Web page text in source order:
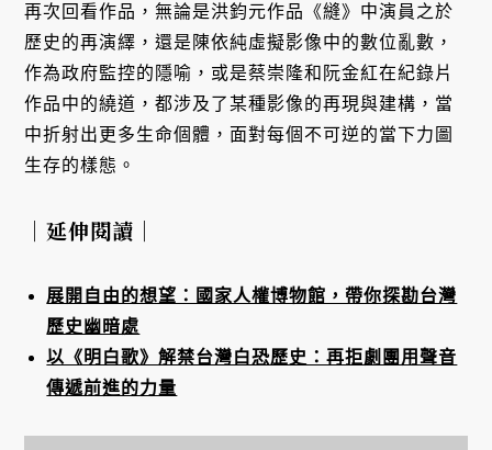
再次回看作品，無論是洪鈞元作品《縫》中演員之於
歷史的再演繹，還是陳依純虛擬影像中的數位亂數，
作為政府監控的隱喻，或是蔡崇隆和阮金紅在紀錄片
作品中的繞道，都涉及了某種影像的再現與建構，當
中折射出更多生命個體，面對每個不可逆的當下力圖
生存的樣態。
｜延伸閱讀｜
展開自由的想望：國家人權博物館，帶你探勘台灣
歷史幽暗處
以《明白歌》解禁台灣白恐歷史：再拒劇團用聲音
傳遞前進的力量